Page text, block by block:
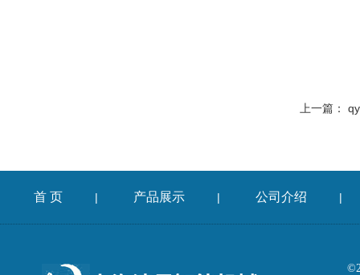
上一篇：
首 页 | 产品展示 | 公司介绍 |